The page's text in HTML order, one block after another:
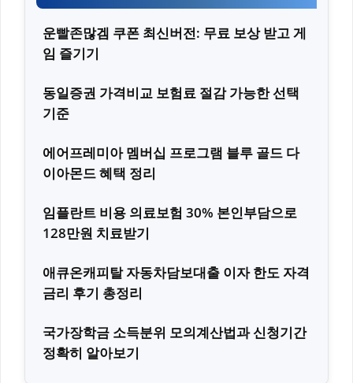
운빨존많겜 쿠폰 최신버전: 무료 보상 받고 게
임 즐기기
동일증권 가격비교 보험료 절감 가능한 선택
기준
에어프레미아 멤버십 프로그램 블루 골드 다
이아몬드 혜택 정리
임플란트 비용 의료보험 30% 본인부담으로
128만원 치료받기
애큐온캐피탈 자동차담보대출 이자 한도 자격
금리 후기 총정리
국가장학금 소득분위 모의계산법과 신청기간
정확히 알아보기